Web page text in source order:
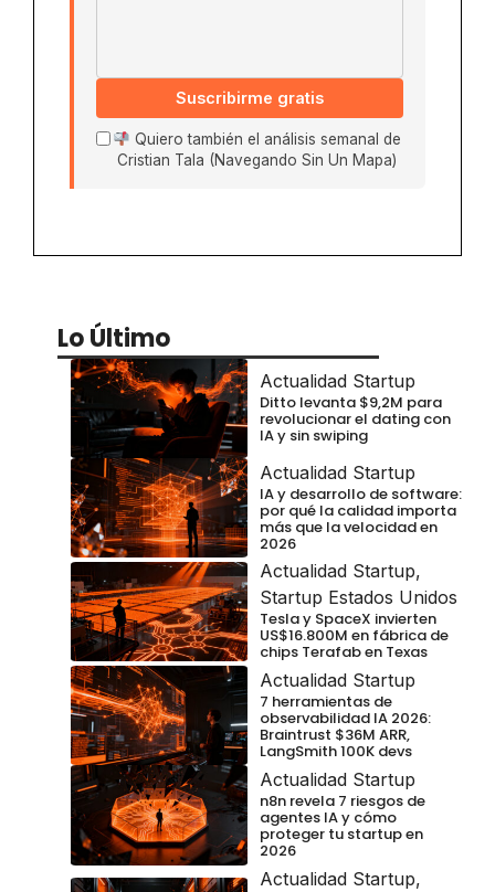
Suscribirme gratis
Quiero también el análisis semanal de
Cristian Tala (Navegando Sin Un Mapa)
Lo Último
Actualidad Startup
Ditto levanta $9,2M para
revolucionar el dating con
IA y sin swiping
Actualidad Startup
IA y desarrollo de software:
por qué la calidad importa
más que la velocidad en
2026
Actualidad Startup,
Startup Estados Unidos
Tesla y SpaceX invierten
US$16.800M en fábrica de
chips Terafab en Texas
Actualidad Startup
7 herramientas de
observabilidad IA 2026:
Braintrust $36M ARR,
LangSmith 100K devs
Actualidad Startup
n8n revela 7 riesgos de
agentes IA y cómo
proteger tu startup en
2026
Actualidad Startup,